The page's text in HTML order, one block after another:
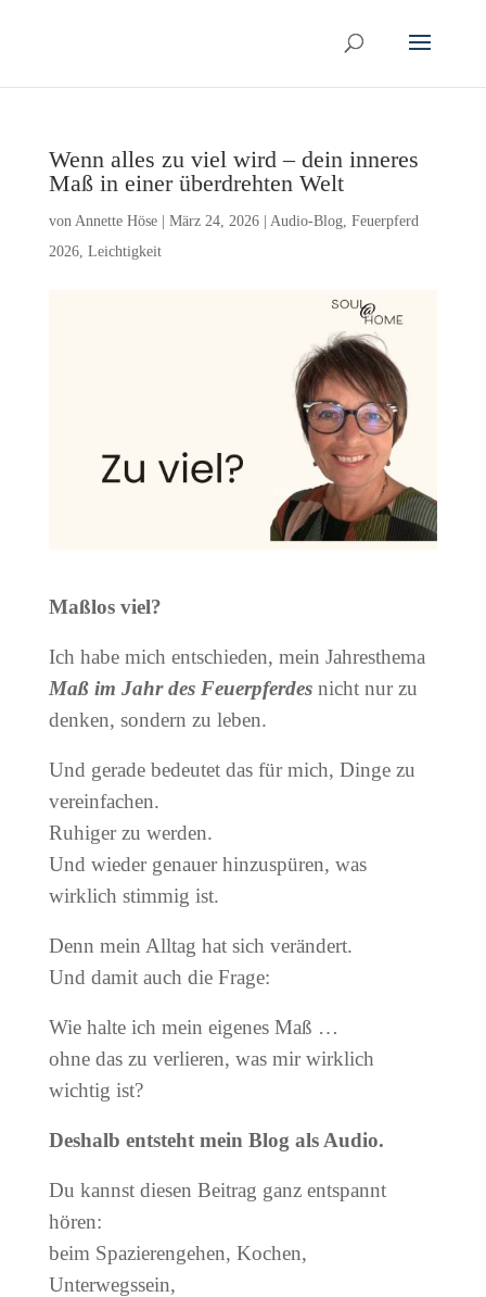
Wenn alles zu viel wird – dein inneres
Maß in einer überdrehten Welt
von Annette Höse| März 24, 2026| Audio-Blog, Feuerpferd
2026, Leichtigkeit
Maßlos viel?
Ich habe mich entschieden, mein Jahresthema
Maß im Jahr des Feuerpferdesnicht nur zu
denken, sondern zu leben.
Und gerade bedeutet das für mich, Dinge zu
vereinfachen.
Ruhiger zu werden.
Und wieder genauer hinzuspüren, was
wirklich stimmig ist.
Denn mein Alltag hat sich verändert.
Und damit auch die Frage:
Wie halte ich mein eigenes Maß …
ohne das zu verlieren, was mir wirklich
wichtig ist?
Deshalb entsteht mein Blog als Audio.
Du kannst diesen Beitrag ganz entspannt
hören:
beim Spazierengehen, Kochen,
Unterwegssein,